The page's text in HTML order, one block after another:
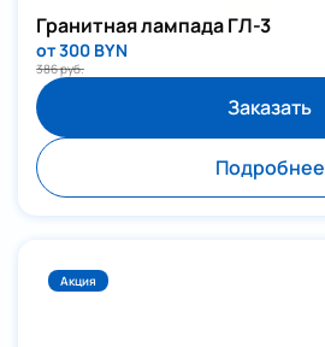
Гранитная лампада ГЛ-3
от 300 BYN
386 руб.
Заказать
Подробнее
Акция